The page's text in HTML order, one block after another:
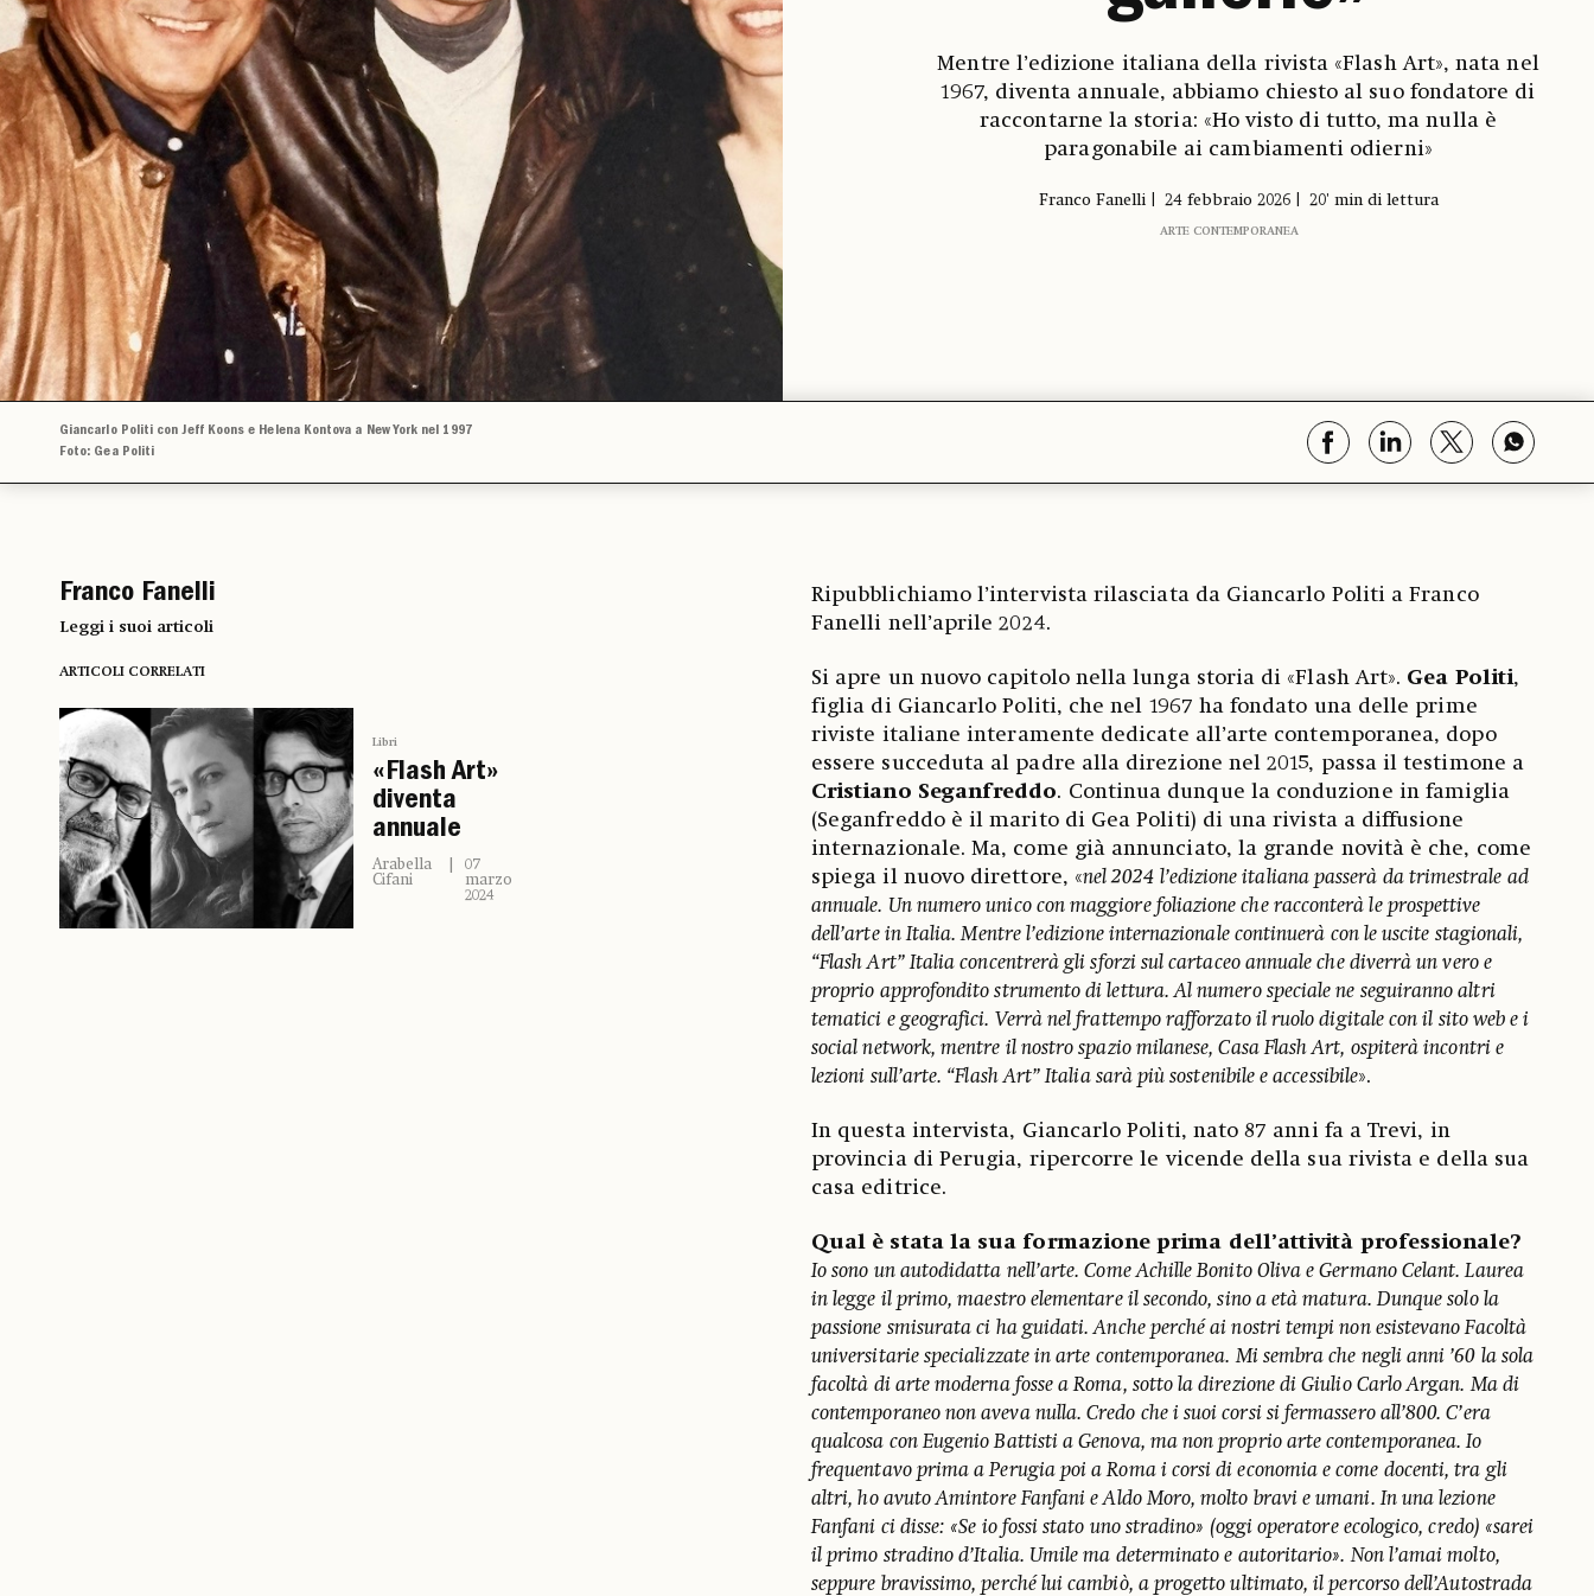
Mentre l’edizione italiana della rivista «Flash Art», nata nel
1967, diventa annuale, abbiamo chiesto al suo fondatore di
raccontarne la storia: «Ho visto di tutto, ma nulla è
paragonabile ai cambiamenti odierni»
Franco Fanelli 24 febbraio 2026 20' min di lettura
ARTE CONTEMPORANEA
Giancarlo Politi con Jeff Koons e Helena Kontova a New York nel 1997
Foto: Gea Politi
Franco Fanelli
Leggi i suoi articoli
ARTICOLI CORRELATI
Libri
«Flash Art»
diventa
annuale
Arabella
Cifani
07
marzo
2024
Ripubblichiamo l’intervista rilasciata da Giancarlo Politi a Franco
Fanelli nell’aprile 2024.
Si apre un nuovo capitolo nella lunga storia di «Flash Art». Gea Politi,
figlia di Giancarlo Politi, che nel 1967 ha fondato una delle prime
riviste italiane interamente dedicate all’arte contemporanea, dopo
essere succeduta al padre alla direzione nel 2015, passa il testimone a
Cristiano Seganfreddo. Continua dunque la conduzione in famiglia
(Seganfreddo è il marito di Gea Politi) di una rivista a diffusione
internazionale. Ma, come già annunciato, la grande novità è che, come
spiega il nuovo direttore, «nel 2024 l’edizione italiana passerà da trimestrale ad
annuale. Un numero unico con maggiore foliazione che racconterà le prospettive
dell’arte in Italia. Mentre l’edizione internazionale continuerà con le uscite stagionali,
“Flash Art” Italia concentrerà gli sforzi sul cartaceo annuale che diverrà un vero e
proprio approfondito strumento di lettura. Al numero speciale ne seguiranno altri
tematici e geografici. Verrà nel frattempo rafforzato il ruolo digitale con il sito web e i
social network, mentre il nostro spazio milanese, Casa Flash Art, ospiterà incontri e
lezioni sull’arte. “Flash Art” Italia sarà più sostenibile e accessibile».
In questa intervista, Giancarlo Politi, nato 87 anni fa a Trevi, in
provincia di Perugia, ripercorre le vicende della sua rivista e della sua
casa editrice.
Qual è stata la sua formazione prima dell’attività professionale?
Io sono un autodidatta nell’arte. Come Achille Bonito Oliva e Germano Celant. Laurea
in legge il primo, maestro elementare il secondo, sino a età matura. Dunque solo la
passione smisurata ci ha guidati. Anche perché ai nostri tempi non esistevano Facoltà
universitarie specializzate in arte contemporanea. Mi sembra che negli anni ’60 la sola
facoltà di arte moderna fosse a Roma, sotto la direzione di Giulio Carlo Argan. Ma di
contemporaneo non aveva nulla. Credo che i suoi corsi si fermassero all’800. C’era
qualcosa con Eugenio Battisti a Genova, ma non proprio arte contemporanea. Io
frequentavo prima a Perugia poi a Roma i corsi di economia e come docenti, tra gli
altri, ho avuto Amintore Fanfani e Aldo Moro, molto bravi e umani. In una lezione
Fanfani ci disse: «Se io fossi stato uno stradino» (oggi operatore ecologico, credo) «sarei
il primo stradino d’Italia. Umile ma determinato e autoritario». Non l’amai molto,
seppure bravissimo, perché lui cambiò, a progetto ultimato, il percorso dell’Autostrada